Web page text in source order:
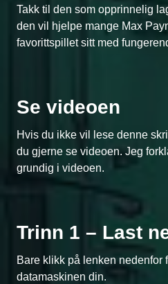
Takk til den som opprinnelig
den vil hjelpe mange Max
favorittspillet sitt med
Se videoen
Hvis du ikke vil lese denne
du gjerne se videoen. Jeg
grundig i videoen.
Trinn 1 – Last
Bare klikk på lenken nedenfor
datamaskinen din.